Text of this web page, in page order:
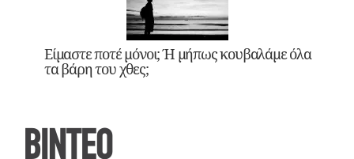
Είμαστε ποτέ μόνοι; Ή μήπως κουβαλάμε όλα
τα βάρη του χθες;
ΒΙΝΤΕΟ